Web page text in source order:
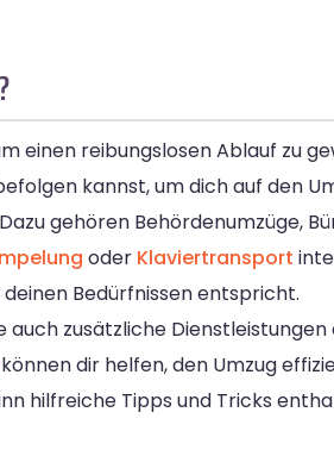
einen reibungslosen Ablauf zu
kannst, um dich auf den
gehören Behördenumzüge,
oder Klaviertransport
Bedürfnissen entspricht.
zusätzliche
können dir helfen, den Umzug
hilfreiche Tipps und Tricks